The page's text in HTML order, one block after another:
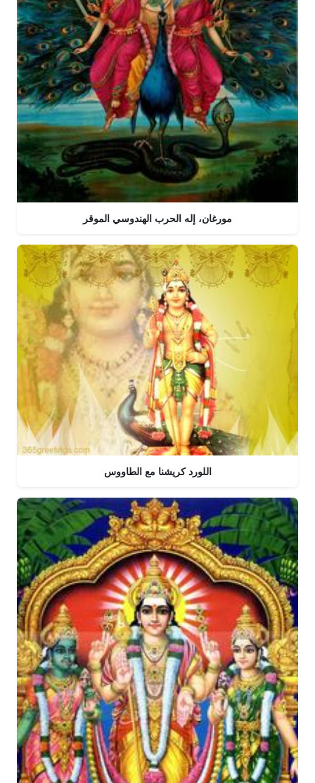
مورغان، إله الحرب الهندوسي الموقر
اللورد كريشنا مع الطاووس